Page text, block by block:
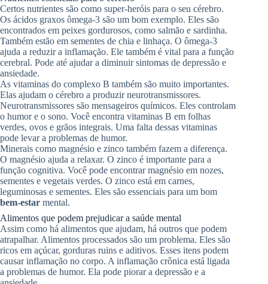
Certos nutrientes são como super-heróis para o seu cérebro.
Os ácidos graxos ômega-3 são um bom exemplo. Eles são
encontrados em peixes gordurosos, como salmão e sardinha.
Também estão em sementes de chia e linhaça. O ômega-3
ajuda a reduzir a inflamação. Ele também é vital para a função
cerebral. Pode até ajudar a diminuir sintomas de depressão e
ansiedade.
As vitaminas do complexo B também são muito importantes.
Elas ajudam o cérebro a produzir neurotransmissores.
Neurotransmissores são mensageiros químicos. Eles controlam
o humor e o sono. Você encontra vitaminas B em folhas
verdes, ovos e grãos integrais. Uma falta dessas vitaminas
pode levar a problemas de humor.
Minerais como magnésio e zinco também fazem a diferença.
O magnésio ajuda a relaxar. O zinco é importante para a
função cognitiva. Você pode encontrar magnésio em nozes,
sementes e vegetais verdes. O zinco está em carnes,
leguminosas e sementes. Eles são essenciais para um bom
bem-estar mental.
Alimentos que podem prejudicar a saúde mental
Assim como há alimentos que ajudam, há outros que podem
atrapalhar. Alimentos processados são um problema. Eles são
ricos em açúcar, gorduras ruins e aditivos. Esses itens podem
causar inflamação no corpo. A inflamação crônica está ligada
a problemas de humor. Ela pode piorar a depressão e a